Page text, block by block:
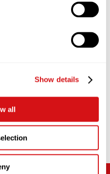
Show details
all
trailer and